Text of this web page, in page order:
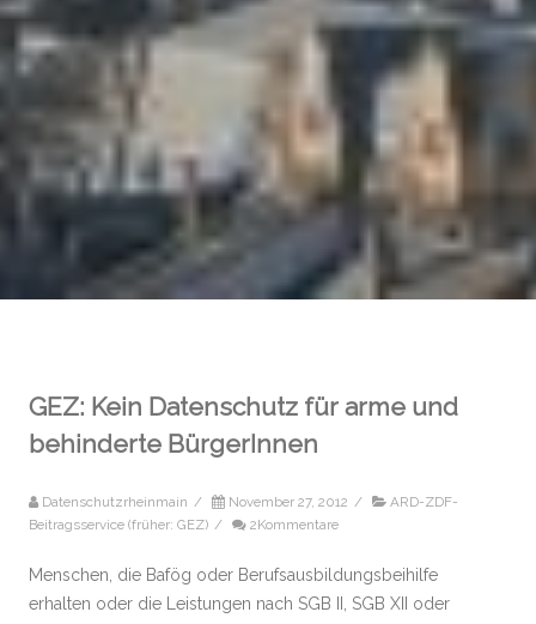
GEZ: Kein Datenschutz für arme und
behinderte BürgerInnen
Datenschutzrheinmain / November 27, 2012 /
ARD-ZDF-
Beitragsservice (früher: GEZ) / 2Kommentare
Menschen, die Bafög oder Berufsausbildungsbeihilfe
erhalten oder die Leistungen nach SGB II, SGB XII oder